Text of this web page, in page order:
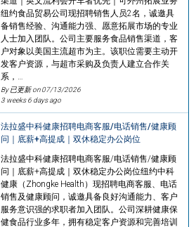
纽约食品贸易公司现招聘销售人员2名，诚邀具
备销售经验、沟通能力强、愿意拓展市场的专业
人士加入团队。公司主要服务食品销售渠道，客
户对象以美国主流超市为主。该职位需要主动开
发客户资源，与超市采购及负责人建立合作关
系，…
By 已更新 on07/13/2026
3 weeks 6 days ago
法拉盛中科健康招聘电商客服/电话销售/健康顾
问｜底薪+高提成｜双休稳定办公岗位
法拉盛中科健康招聘电商客服/电话销售/健康顾
问｜底薪+高提成｜双休稳定办公岗位纽约中科
健康（Zhongke Health）现招聘电商客服、电话
销售及健康顾问，诚邀具备良好沟通能力、客户
服务意识强的求职者加入团队。公司深耕健康保
健食品行业多年，拥有稳定客户资源和完善培训